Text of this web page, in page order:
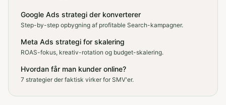
Google Ads strategi der konverterer
Step-by-step opbygning af profitable Search-kampagner.
Meta Ads strategi for skalering
ROAS-fokus, kreativ-rotation og budget-skalering.
Hvordan får man kunder online?
7 strategier der faktisk virker for SMV'er.